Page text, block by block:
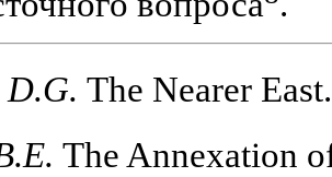
The Nearer
The Annexation